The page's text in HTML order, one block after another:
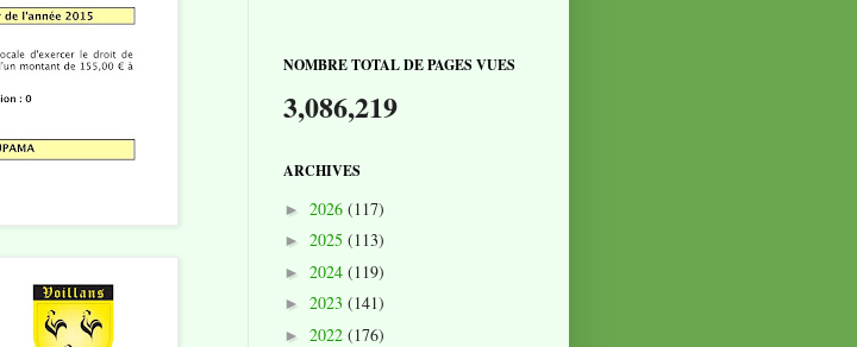
NOMBRE TOTAL DE PAGES VUES
3,086,219
ARCHIVES
► 2026 (117)
► 2025 (113)
► 2024 (119)
► 2023 (141)
► 2022 (176)